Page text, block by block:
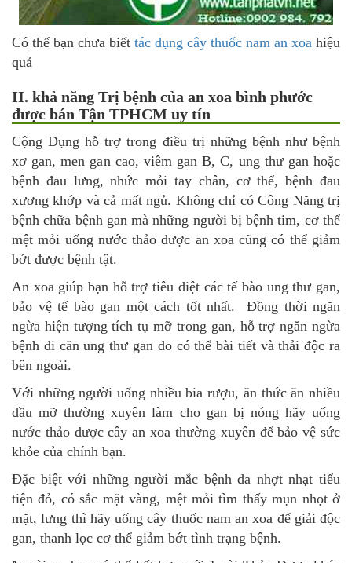
Có thể bạn chưa biết tác dụng cây thuốc nam an xoa hiệu
quả
II. khả năng Trị bệnh của an xoa bình phước
được bán Tận TPHCM uy tín
Cộng Dụng hỗ trợ trong điều trị những bệnh như bệnh
xơ gan, men gan cao, viêm gan B, C, ung thư gan hoặc
bệnh đau lưng, nhức mỏi tay chân, cơ thể, bệnh đau
xương khớp và cả mất ngủ. Không chỉ có Công Năng trị
bệnh chữa bệnh gan mà những người bị bệnh tim, cơ thể
mệt mỏi uống nước thảo dược an xoa cũng có thể giảm
bớt được bệnh tật.
An xoa giúp bạn hỗ trợ tiêu diệt các tế bào ung thư gan,
bảo vệ tế bào gan một cách tốt nhất. Đồng thời ngăn
ngừa hiện tượng tích tụ mỡ trong gan, hỗ trợ ngăn ngừa
bệnh di căn ung thư gan do có thể bài tiết và thải độc ra
bên ngoài.
Với những người uống nhiều bia rượu, ăn thức ăn nhiều
dầu mỡ thường xuyên làm cho gan bị nóng hãy uống
nước thảo dược cây an xoa thường xuyên để bảo vệ sức
khỏe của chính bạn.
Đặc biệt với những người mắc bệnh da nhợt nhạt tiểu
tiện đỏ, có sắc mặt vàng, mệt mỏi tìm thấy mụn nhọt ở
mặt, lưng thì hãy uống cây thuốc nam an xoa để giải độc
gan, thanh lọc cơ thể giảm bớt tình trạng bệnh.